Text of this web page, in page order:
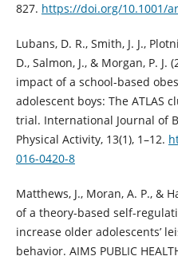
827. https://doi.org/10.1001/
Lubans, D. R., Smith, J. J.,
D., Salmon, J., & Morgan, P.
impact of a school-based
adolescent boys: The ATLAS
trial. International Journal of
Physical Activity, 13(1), 1–12.
016-0420-8
Matthews, J., Moran, A. P., &
of a theory-based self-
increase older adolescents’
behavior. AIMS PUBLIC